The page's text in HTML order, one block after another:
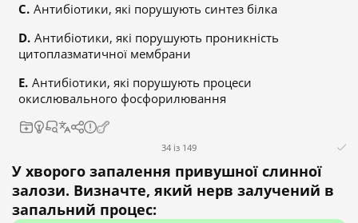
Антибіотики, які порушують синтез білка
Антибіотики, які порушують проникність
цитоплазматичної мембрани
Антибіотики, які порушують процеси
окислювального фосфорилювання
34 із 149
У хворого запалення привушної слинної
залози. Визначте, який нерв залучений в
запальний процес: